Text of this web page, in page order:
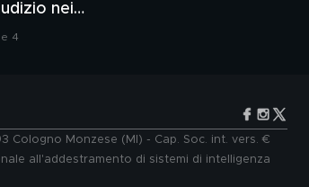
nei
della polizia"
4
Cologno Monzese (MI) - Cap. Soc. int. vers. €
all'addestramento di sistemi di intelligenza